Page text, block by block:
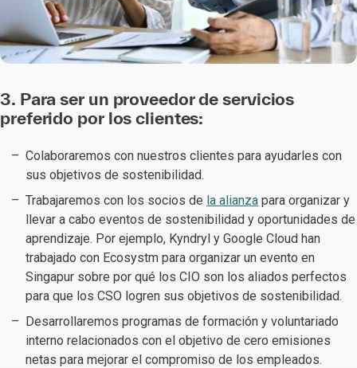
3. Para ser un proveedor de servicios
preferido por los clientes:
Colaboraremos con nuestros clientes para ayudarles con
sus objetivos de sostenibilidad.
Trabajaremos con los socios de la alianza para organizar y
llevar a cabo eventos de sostenibilidad y oportunidades de
aprendizaje. Por ejemplo, Kyndryl y Google Cloud han
trabajado con Ecosystm para organizar un evento en
Singapur sobre por qué los CIO son los aliados perfectos
para que los CSO logren sus objetivos de sostenibilidad.
Desarrollaremos programas de formación y voluntariado
interno relacionados con el objetivo de cero emisiones
netas para mejorar el compromiso de los empleados.